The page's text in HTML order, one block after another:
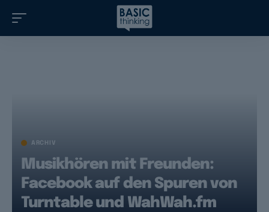
ARCHIV
Musikhören mit Freunden:
Facebook auf den Spuren von
Turntable und WahWah.fm